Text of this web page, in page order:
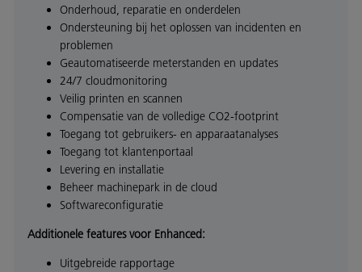
Onderhoud, reparatie en onderdelen
Ondersteuning bij het oplossen van incidenten en
problemen
Geautomatiseerde meterstanden en updates
24/7 cloudmonitoring
Veilig printen en scannen
Compensatie van de volledige CO2-footprint
Toegang tot gebruikers- en apparaatanalyses
Toegang tot klantenportaal
Levering en installatie
Beheer machinepark in de cloud
Softwareconfiguratie
Additionele features voor Enhanced:
Uitgebreide rapportage